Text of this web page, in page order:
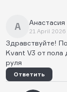
А Анастасия
21 April 2026
Здравствуйте!
Kvant V3 от пола
руля
Ответить